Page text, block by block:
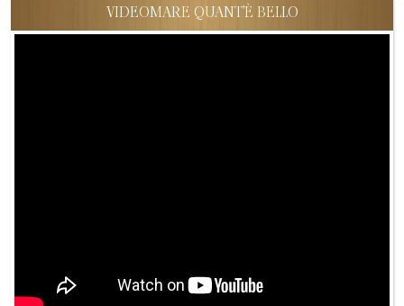
VIDEOMARE QUANT'È BELLO